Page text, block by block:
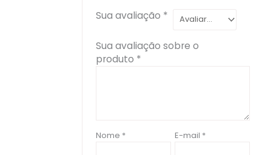
Sua avaliação *
Sua avaliação sobre o
produto *
Nome * E-mail *